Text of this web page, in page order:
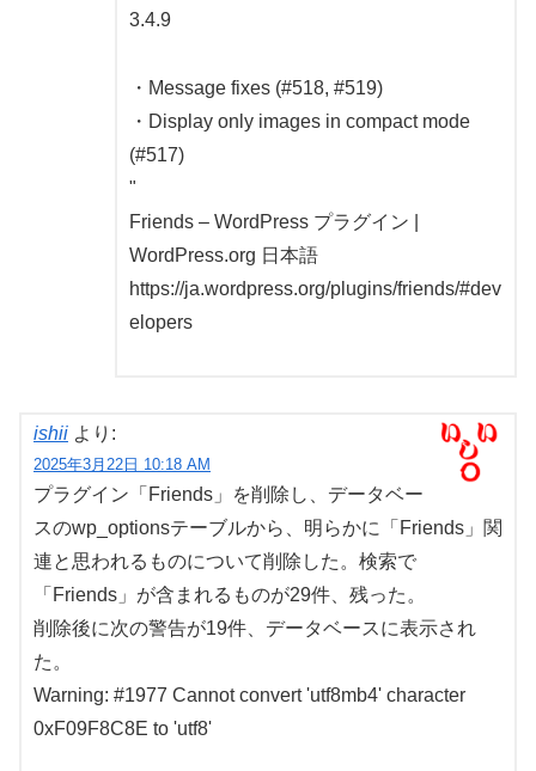
3.4.9
・Message fixes (#518, #519)
・Display only images in compact mode
(#517)
"
Friends – WordPress プラグイン |
WordPress.org 日本語
https://ja.wordpress.org/plugins/friends/#dev
elopers
ishii より:
2025年3月22日 10:18 AM
プラグイン「Friends」を削除し、データベー
スのwp_optionsテーブルから、明らかに「Friends」関
連と思われるものについて削除した。検索で
「Friends」が含まれるものが29件、残った。
削除後に次の警告が19件、データベースに表示され
た。
Warning: #1977 Cannot convert 'utf8mb4' character
0xF09F8C8E to 'utf8'